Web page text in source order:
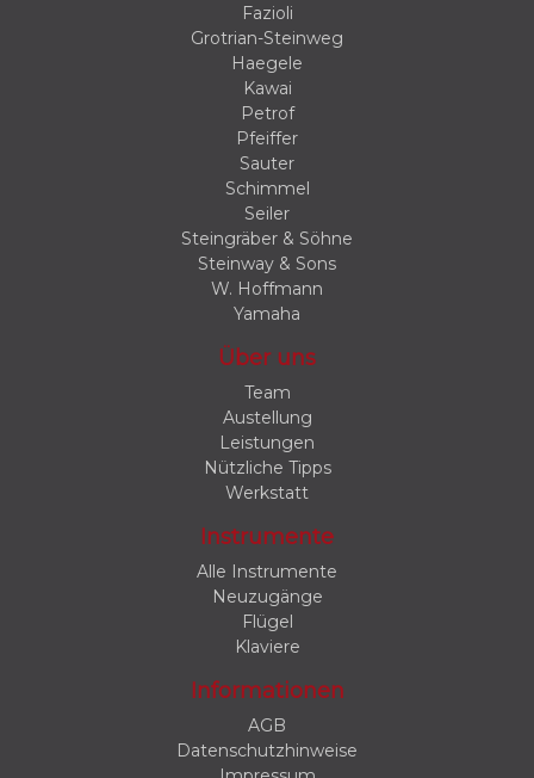
Fazioli
Grotrian-Steinweg
Haegele
Kawai
Petrof
Pfeiffer
Sauter
Schimmel
Seiler
Steingräber & Söhne
Steinway & Sons
W. Hoffmann
Yamaha
Über uns
Team
Austellung
Leistungen
Nützliche Tipps
Werkstatt
Instrumente
Alle Instrumente
Neuzugänge
Flügel
Klaviere
Informationen
AGB
Datenschutzhinweise